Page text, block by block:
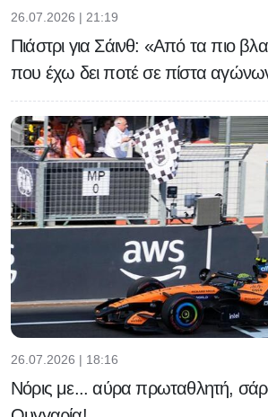
26.07.2026 | 21:19
Πιάστρι για Σάινθ: «Από τα πιο
που έχω δει ποτέ σε πίστα
26.07.2026 | 18:16
Νόρις με... αύρα πρωταθλητή,